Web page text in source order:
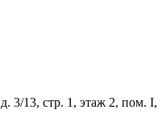
3/13, стр. 1, этаж 2, пом. I,